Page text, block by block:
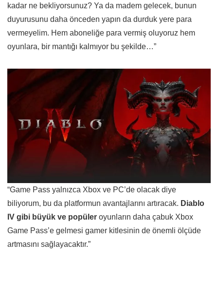
kadar ne bekliyorsunuz? Ya da madem gelecek, bunun
duyurusunu daha önceden yapın da durduk yere para
vermeyelim. Hem aboneliğe para vermiş oluyoruz hem
oyunlara, bir mantığı kalmıyor bu şekilde…”
“Game Pass yalnızca Xbox ve PC’de olacak diye
biliyorum, bu da platformun avantajlarını artıracak. Diablo
IV gibi büyük ve popüler oyunların daha çabuk Xbox
Game Pass’e gelmesi gamer kitlesinin de önemli ölçüde
artmasını sağlayacaktır.”